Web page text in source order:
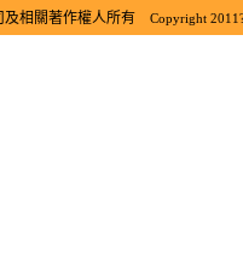
及相關著作權人所有
Copyright